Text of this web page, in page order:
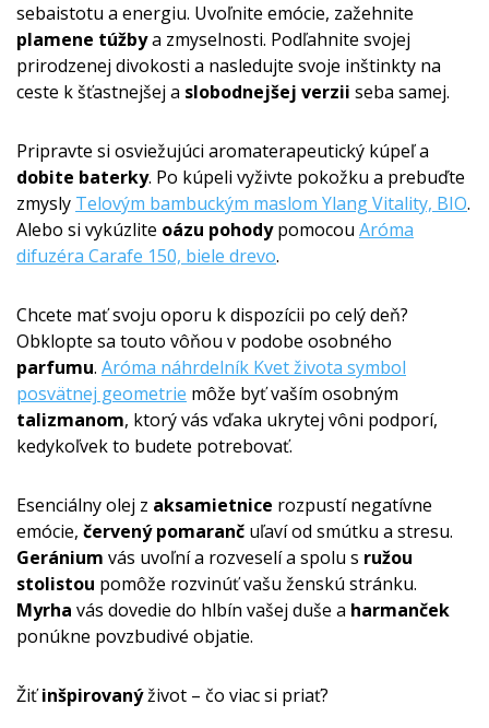
sebaistotu a energiu. Uvoľnite emócie, zažehnite
plamene túžbya zmyselnosti. Podľahnite svojej
prirodzenej divokosti a nasledujte svoje inštinkty na
ceste k šťastnejšej a slobodnejšej verzii seba samej.
Pripravte si osviežujúci aromaterapeutický kúpeľ a
dobite baterky. Po kúpeli vyživte pokožku a prebuďte
zmysly Telovým bambuckým maslom Ylang Vitality, BIO.
Alebo si vykúzlite oázu pohodypomocou Aróma
difuzéra Carafe 150, biele drevo.
Chcete mať svoju oporu k dispozícii po celý deň?
Obklopte sa touto vôňou v podobe osobného
parfumu. Aróma náhrdelník Kvet života symbol
posvätnej geometrie môže byť vaším osobným
talizmanom, ktorý vás vďaka ukrytej vôni podporí,
kedykoľvek to budete potrebovať.
Esenciálny olej z aksamietnice rozpustí negatívne
emócie, červený pomaranč uľaví od smútku a stresu.
Geránium vás uvoľní a rozveselí a spolu s ružou
stolistou pomôže rozvinúť vašu ženskú stránku.
Myrha vás dovedie do hlbín vašej duše a harmanček
ponúkne povzbudivé objatie.
Žiťinšpirovanýživot – čo viac si priať?